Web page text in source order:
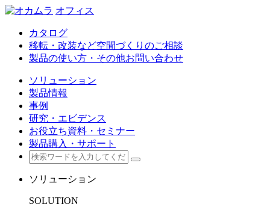
オフィス
カタログ
移転・改装など空間づくりのご相談
製品の使い方・その他お問い合わせ
ソリューション
製品情報
事例
研究・エビデンス
お役立ち資料・セミナー
製品購入・サポート
ソリューション
SOLUTION